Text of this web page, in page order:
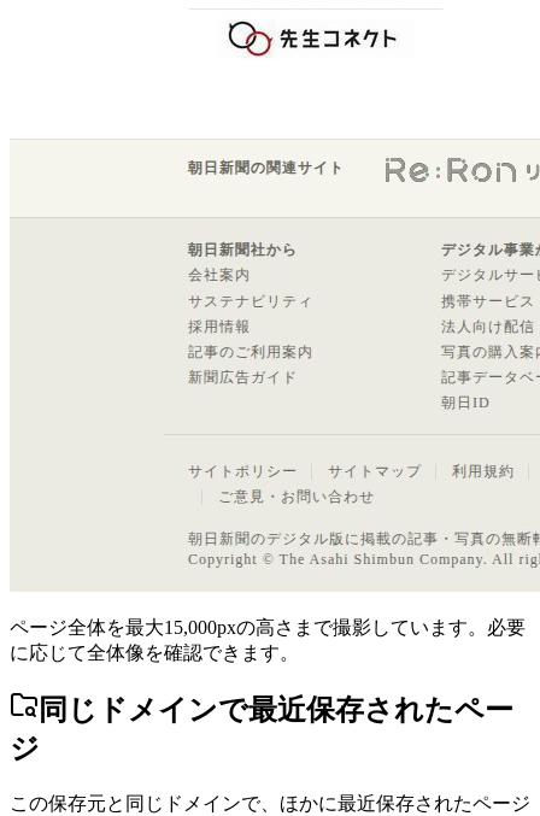
ページ全体を最大15,000pxの高さまで撮影しています。必要
に応じて全体像を確認できます。
同じドメインで最近保存されたペー
ジ
この保存元と同じドメインで、ほかに最近保存されたページ